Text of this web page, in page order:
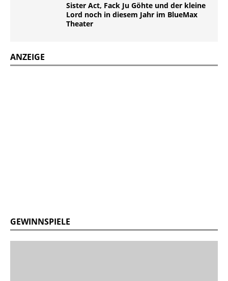
Sister Act, Fack Ju Göhte und der kleine
Lord noch in diesem Jahr im BlueMax
Theater
ANZEIGE
GEWINNSPIELE